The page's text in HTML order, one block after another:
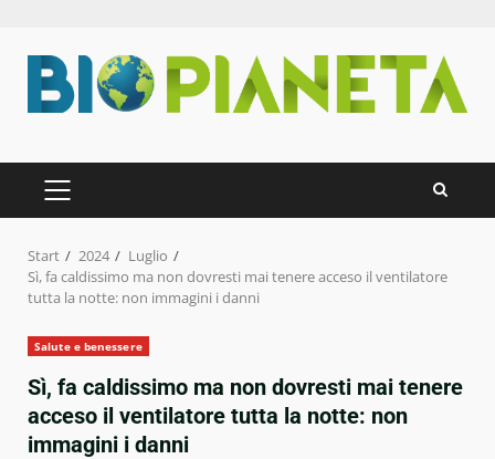
Inhalt
springen
PRIMÄRES
MENÜ
Start 2024
Luglio
Sì, fa caldissimo ma non dovresti mai tenere acceso il ventilatore
tutta la notte: non immagini i danni
Salute e benessere
Sì, fa caldissimo ma non dovresti mai tenere
acceso il ventilatore tutta la notte: non
immagini i danni